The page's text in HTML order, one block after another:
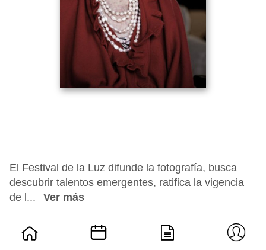
El Festival de la Luz difunde la fotografía, busca
descubrir talentos emergentes, ratifica la vigencia
de l...
Ver más